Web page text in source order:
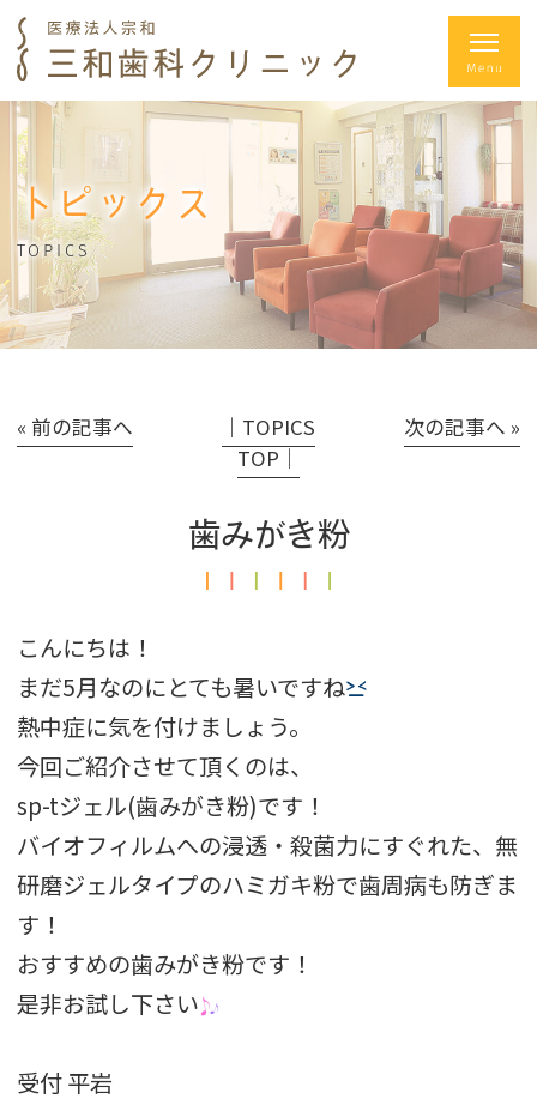
トピックス
TOPICS
« 前の記事へ
│TOPICS
TOP│
次の記事へ »
歯みがき粉
こんにちは！
まだ5月なのにとても暑いですね
熱中症に気を付けましょう。
今回ご紹介させて頂くのは、
sp-tジェル(歯みがき粉)です！
バイオフィルムへの浸透・殺菌力にすぐれた、無
研磨ジェルタイプのハミガキ粉で歯周病も防ぎま
す！
おすすめの歯みがき粉です！
是非お試し下さい
受付 平岩